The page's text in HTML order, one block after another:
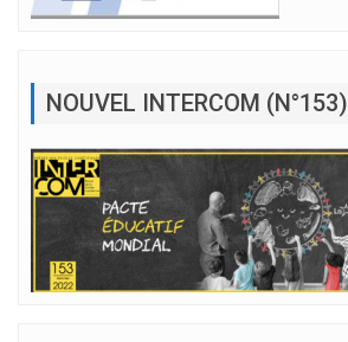
NOUVEL INTERCOM (N°153)